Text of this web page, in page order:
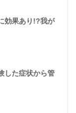
効果あり!?我が
した症状から管